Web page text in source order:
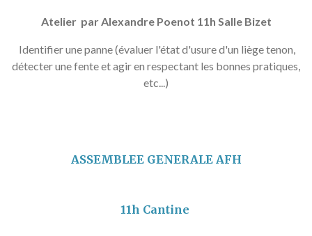
Atelier par Alexandre Poenot 11h Salle Bizet
Identifier une panne (évaluer l'état d'usure d'un liège tenon,
détecter une fente et agir en respectant les bonnes pratiques,
etc...)
ASSEMBLEE GENERALE AFH
11h Cantine